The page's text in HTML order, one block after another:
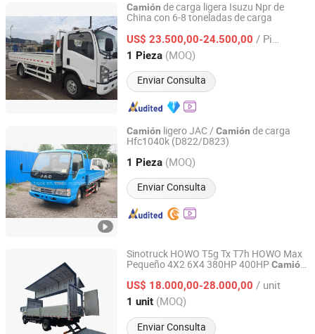
Camión de carga ligera Isuzu Npr de
China con 6-8 toneladas de carga
US$ 23.500,00-24.500,00 / Pieza
1 Pieza (MOQ)
Enviar Consulta
SHANGHAI BRYANT VEHICLES TRADING LTD
Shanghai, China Desde 2019
Camión ligero JAC / Camión de carga
Hfc1040k (D822/D823)
1 Pieza (MOQ)
Enviar Consulta
Xiamen XJS International Trading Co., Ltd.
Fujian, China Desde 2012
Sinotruck HOWO T5g Tx T7h HOWO Max
Pequeño 4X2 6X4 380HP 400HPCamión
Camiónde AlasCamiónPpen
US$ 18.000,00-28.000,00 / unit
1 unit (MOQ)
Enviar Consulta
Jinan Fortius International Trading Co., Ltd.
Shandong, China Desde 2022